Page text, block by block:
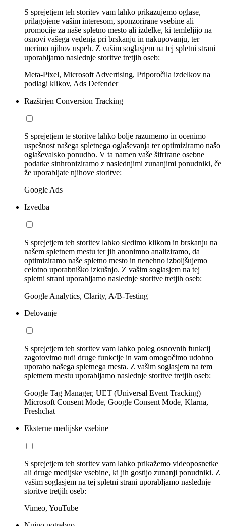
S sprejetjem teh storitev vam lahko prikazujemo oglase,
prilagojene vašim interesom, sponzorirane vsebine ali
promocije za naše spletno mesto ali izdelke, ki temleljijo na
osnovi vašega vedenja pri brskanju in nakupovanju, ter
merimo njihov uspeh. Z vašim soglasjem na tej spletni strani
uporabljamo naslednje storitve tretjih oseb:
Meta-Pixel, Microsoft Advertising, Priporočila izdelkov na
podlagi klikov, Ads Defender
Razširjen Conversion Tracking
S sprejetjem te storitve lahko bolje razumemo in ocenimo
uspešnost našega spletnega oglaševanja ter optimiziramo našo
oglaševalsko ponudbo. V ta namen vaše šifrirane osebne
podatke sinhroniziramo z naslednjimi zunanjimi ponudniki, če
že uporabljate njihove storitve:
Google Ads
Izvedba
S sprejetjem teh storitev lahko sledimo klikom in brskanju na
našem spletnem mestu ter jih anonimno analiziramo, da
optimiziramo naše spletno mesto in nenehno izboljšujemo
celotno uporabniško izkušnjo. Z vašim soglasjem na tej
spletni strani uporabljamo naslednje storitve tretjih oseb:
Google Analytics, Clarity, A/B-Testing
Delovanje
S sprejetjem teh storitev vam lahko poleg osnovnih funkcij
zagotovimo tudi druge funkcije in vam omogočimo udobno
uporabo našega spletnega mesta. Z vašim soglasjem na tem
spletnem mestu uporabljamo naslednje storitve tretjih oseb:
Google Tag Manager, UET (Universal Event Tracking)
Microsoft Consent Mode, Google Consent Mode, Klarna,
Freshchat
Eksterne medijske vsebine
S sprejetjem teh storitev vam lahko prikažemo videoposnetke
ali druge medijske vsebine, ki jih gostijo zunanji ponudniki. Z
vašim soglasjem na tej spletni strani uporabljamo naslednje
storitve tretjih oseb:
Vimeo, YouTube